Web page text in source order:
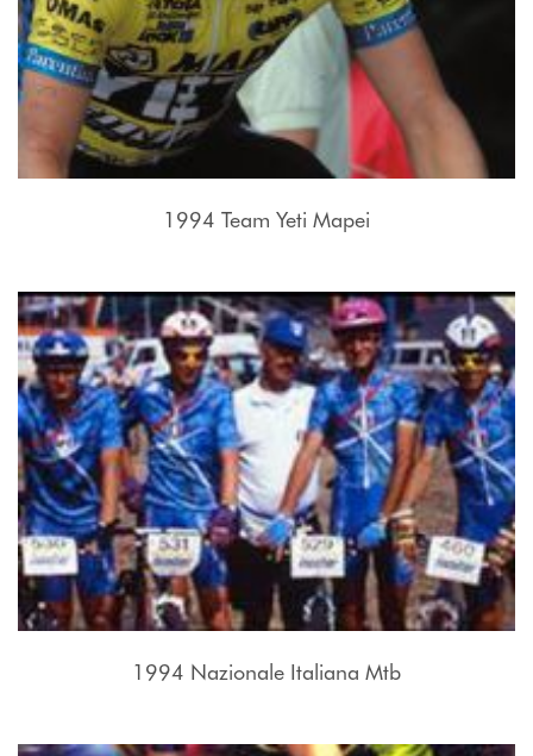
1994 Team Yeti Mapei
1994 Nazionale Italiana Mtb